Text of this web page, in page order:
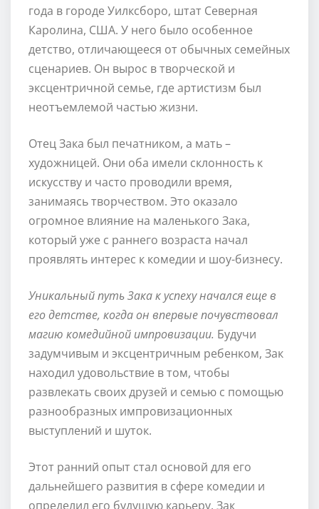
года в городе Уилксборо, штат Северная
Каролина, США. У него было особенное
детство, отличающееся от обычных семейных
сценариев. Он вырос в творческой и
эксцентричной семье, где артистизм был
неотъемлемой частью жизни.
Отец Зака был печатником, а мать –
художницей. Они оба имели склонность к
искусству и часто проводили время,
занимаясь творчеством. Это оказало
огромное влияние на маленького Зака,
который уже с раннего возраста начал
проявлять интерес к комедии и шоу-бизнесу.
Уникальный путь Зака к успеху начался еще в
его детстве, когда он впервые почувствовал
магию комедийной импровизации. Будучи
задумчивым и эксцентричным ребенком, Зак
находил удовольствие в том, чтобы
развлекать своих друзей и семью с помощью
разнообразных импровизационных
выступлений и шуток.
Этот ранний опыт стал основой для его
дальнейшего развития в сфере комедии и
определил его будущую карьеру. Зак